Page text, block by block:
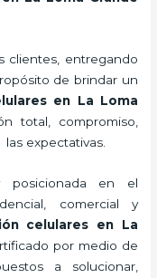
clientes, entregando
de brindar un
en La Loma
total, compromiso,
expectativas.
posicionada en el
comercial y
celulares en La
por medio de
a solucionar,